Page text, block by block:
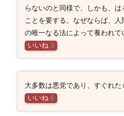
らないのと同様で、しかも、
ことを要する。なぜならば、
の唯一なる法によって養われて
いいね 3
大多数は悪党であり、すぐれた
いいね 6